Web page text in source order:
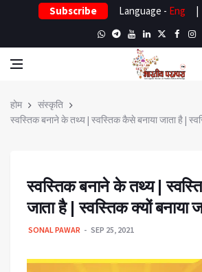
Subscribe Language - Eng |
होम
संस्कृति
स्वस्तिक बनाने के तथ्य | स्वस्तिक कैसे बनाया जाता है |
स्वस्तिक बनाने के तथ्य |
जाता है | स्वस्तिक क्यों बनाया
SONAL PAWAR SEP 25, 2021